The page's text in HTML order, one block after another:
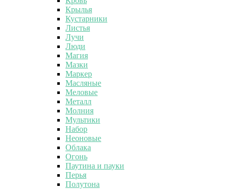
Крылья
Кустарники
Листья
Лучи
Люди
Магия
Мазки
Маркер
Масляные
Меловые
Металл
Молния
Мультики
Набор
Неоновые
Облака
Огонь
Паутина и пауки
Перья
Полутона